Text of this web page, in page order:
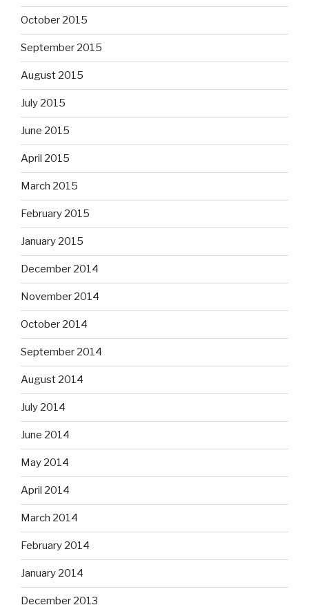
October 2015
September 2015
August 2015
July 2015
June 2015
April 2015
March 2015
February 2015
January 2015
December 2014
November 2014
October 2014
September 2014
August 2014
July 2014
June 2014
May 2014
April 2014
March 2014
February 2014
January 2014
December 2013